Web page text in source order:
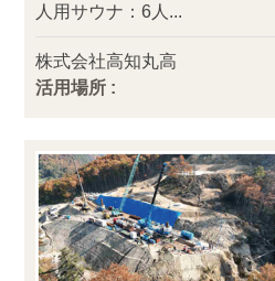
人用サウナ：6人...
株式会社高知丸高
活用場所 :